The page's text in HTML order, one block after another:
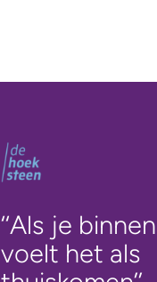
‘‘Als je
voelt het als